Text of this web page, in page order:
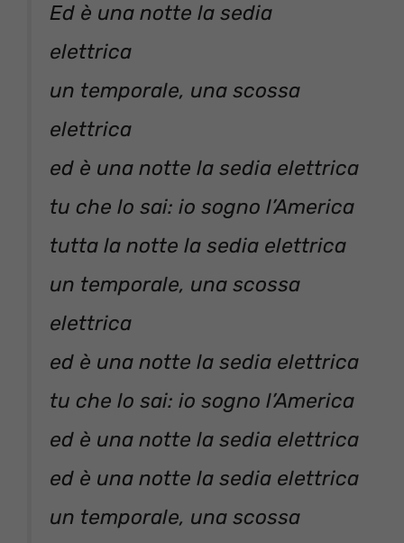
Ed è una notte la sedia
elettrica
un temporale, una scossa
elettrica
ed è una notte la sedia elettrica
tu che lo sai: io sogno l’America
tutta la notte la sedia elettrica
un temporale, una scossa
elettrica
ed è una notte la sedia elettrica
tu che lo sai: io sogno l’America
ed è una notte la sedia elettrica
ed è una notte la sedia elettrica
un temporale, una scossa